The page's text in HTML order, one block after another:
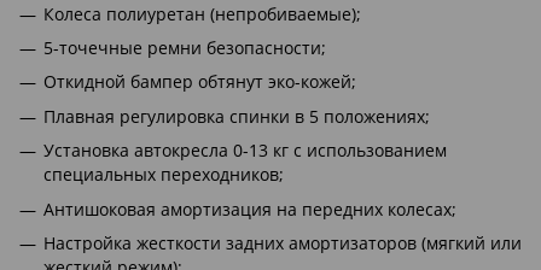
Колеса полиуретан (непробиваемые);
5-точечные ремни безопасности;
Откидной бампер обтянут эко-кожей;
Плавная регулировка спинки в 5 положениях;
Установка автокресла 0-13 кг с использованием
специальных переходников;
Антишоковая амортизация на передних колесах;
Настройка жесткости задних амортизаторов (мягкий или